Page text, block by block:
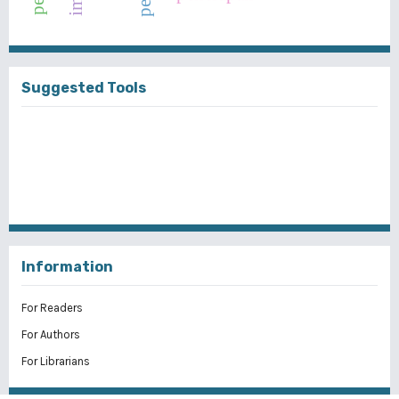
Suggested Tools
Information
For Readers
For Authors
For Librarians